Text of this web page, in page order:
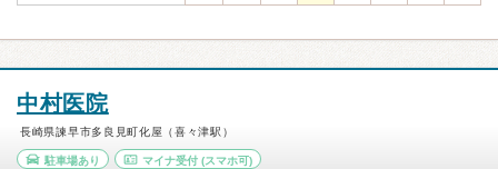
中村医院
長崎県諫早市多良見町化屋（喜々津駅）
駐車場あり マイナ受付(スマホ可)